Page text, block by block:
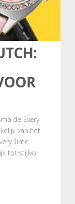
de Every
van het
Time
tot stijlvol